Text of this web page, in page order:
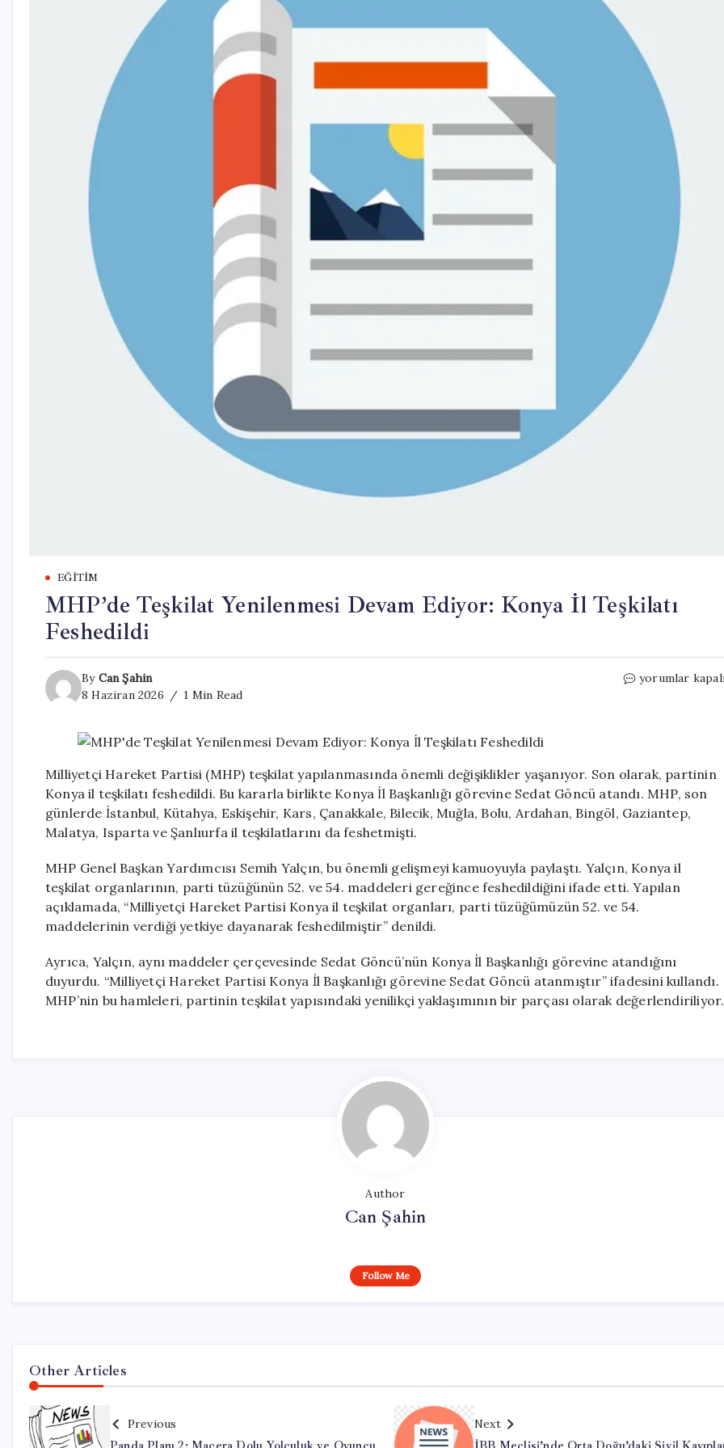
EĞITIM
MHP’de Teşkilat Yenilenmesi Devam Ediyor: Konya İl Teşkilatı
Feshedildi
By Can Şahin
8 Haziran 2026
1 Min Read
MHP’de
İl
Teşkilatı
Feshedildi
yorumlar
Milliyetçi Hareket Partisi (MHP) teşkilat yapılanmasında önemli değişiklikler yaşanıyor. Son olarak, partinin
Konya il teşkilatı feshedildi. Bu kararla birlikte Konya İl Başkanlığı görevine Sedat Göncü atandı. MHP, son
günlerde İstanbul, Kütahya, Eskişehir, Kars, Çanakkale, Bilecik, Muğla, Bolu, Ardahan, Bingöl, Gaziantep,
Malatya, Isparta ve Şanlıurfa il teşkilatlarını da feshetmişti.
MHP Genel Başkan Yardımcısı Semih Yalçın, bu önemli gelişmeyi kamuoyuyla paylaştı. Yalçın, Konya il
teşkilat organlarının, parti tüzüğünün 52. ve 54. maddeleri gereğince feshedildiğini ifade etti. Yapılan
açıklamada, “Milliyetçi Hareket Partisi Konya il teşkilat organları, parti tüzüğümüzün 52. ve 54.
maddelerinin verdiği yetkiye dayanarak feshedilmiştir” denildi.
Ayrıca, Yalçın, aynı maddeler çerçevesinde Sedat Göncü’nün Konya İl Başkanlığı görevine atandığını
duyurdu. “Milliyetçi Hareket Partisi Konya İl Başkanlığı görevine Sedat Göncü atanmıştır” ifadesini kullandı.
MHP’nin bu hamleleri, partinin teşkilat yapısındaki yenilikçi yaklaşımının bir parçası olarak değerlendiriliyor.
Author
Can Şahin
Follow Me
Other Articles
Previous Next